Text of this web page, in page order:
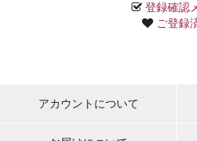
登録確認
ご登録
アカウントについて